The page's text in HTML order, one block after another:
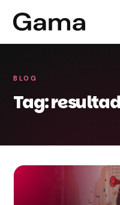
BLOG
Tag: